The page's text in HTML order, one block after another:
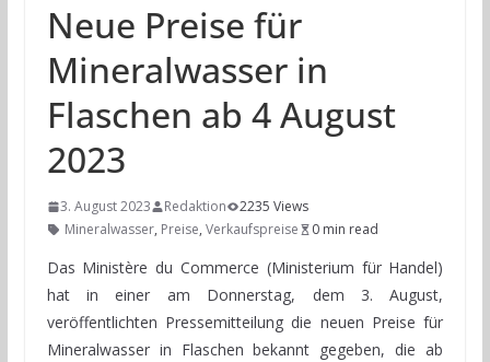
Neue Preise für
Mineralwasser in
Flaschen ab 4 August
2023
3. August 2023 Redaktion
2235 Views
Mineralwasser, Preise, Verkaufspreise 0 min read
Das Ministère du Commerce (Ministerium für Handel)
hat in einer am Donnerstag, dem 3. August,
veröffentlichten Pressemitteilung die neuen Preise für
Mineralwasser in Flaschen bekannt gegeben, die ab